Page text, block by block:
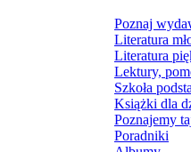
Poznaj
Literatura
Literatura
Lektury,
Szkoła
Książki dla
Poznajemy
Poradniki